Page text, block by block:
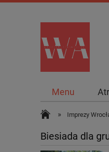
Menu
» Imprezy
Biesiada dla